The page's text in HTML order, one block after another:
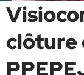
clôture